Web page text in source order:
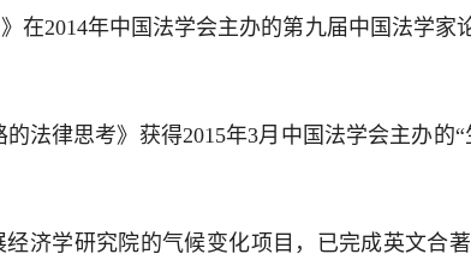
在2014年中国法学会主办的第九届中国法学家
法律思考》获得2015年3月中国法学会主办的
济学研究院的气候变化项目，已完成英文合